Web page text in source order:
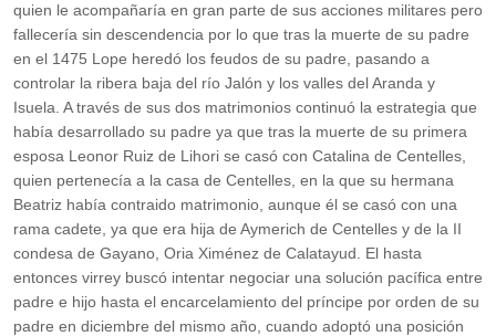
quien le acompañaría en gran parte de sus acciones militares pero
fallecería sin descendencia por lo que tras la muerte de su padre
en el 1475 Lope heredó los feudos de su padre, pasando a
controlar la ribera baja del río Jalón y los valles del Aranda y
Isuela. A través de sus dos matrimonios continuó la estrategia que
había desarrollado su padre ya que tras la muerte de su primera
esposa Leonor Ruiz de Lihori se casó con Catalina de Centelles,
quien pertenecía a la casa de Centelles, en la que su hermana
Beatriz había contraido matrimonio, aunque él se casó con una
rama cadete, ya que era hija de Aymerich de Centelles y de la II
condesa de Gayano, Oria Ximénez de Calatayud. El hasta
entonces virrey buscó intentar negociar una solución pacífica entre
padre e hijo hasta el encarcelamiento del príncipe por orden de su
padre en diciembre del mismo año, cuando adoptó una posición